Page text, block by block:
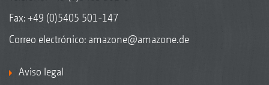
Fax: +49 (0)5405 501-147
Correo electrónico: amazone@amazone.de
Aviso legal